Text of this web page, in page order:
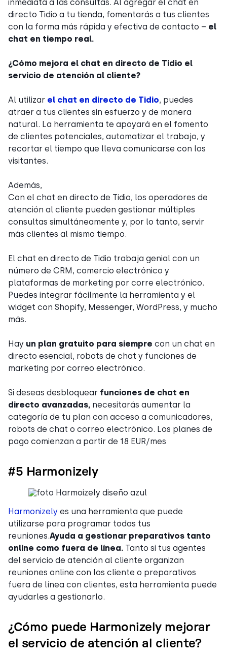
inmediata a las consultas. Al agregar el chat en
directo Tidio a tu tienda, fomentarás a tus clientes
con la forma más rápida y efectiva de contacto – el
chat en tiempo real.
¿Cómo mejora el chat en directo de Tidio el
servicio de atención al cliente?
Al utilizar el chat en directo de Tidio, puedes
atraer a tus clientes sin esfuerzo y de manera
natural. La herramienta te apoyará en el fomento
de clientes potenciales, automatizar el trabajo, y
recortar el tiempo que lleva comunicarse con los
visitantes.
Además,
Con el chat en directo de Tidio, los operadores de
atención al cliente pueden gestionar múltiples
consultas simultáneamente y, por lo tanto, servir
más clientes al mismo tiempo.
El chat en directo de Tidio trabaja genial con un
número de CRM, comercio electrónico y
plataformas de marketing por corre electrónico.
Puedes integrar fácilmente la herramienta y el
widget con Shopify, Messenger, WordPress, y mucho
más.
Hay un plan gratuito para siempre con un chat en
directo esencial, robots de chat y funciones de
marketing por correo electrónico.
Si deseas desbloquear funciones de chat en
directo avanzadas, necesitarás aumentar la
categoría de tu plan con acceso a comunicadores,
robots de chat o correo electrónico. Los planes de
pago comienzan a partir de 18 EUR/mes
#5 Harmonizely
Harmonizely es una herramienta que puede
utilizarse para programar todas tus
reuniones.Ayuda a gestionar preparativos tanto
online como fuera de línea. Tanto si tus agentes
del servicio de atención al cliente organizan
reuniones online con los cliente o preparativos
fuera de línea con clientes, esta herramienta puede
ayudarles a gestionarlo.
¿Cómo puede Harmonizely mejorar
el servicio de atención al cliente?